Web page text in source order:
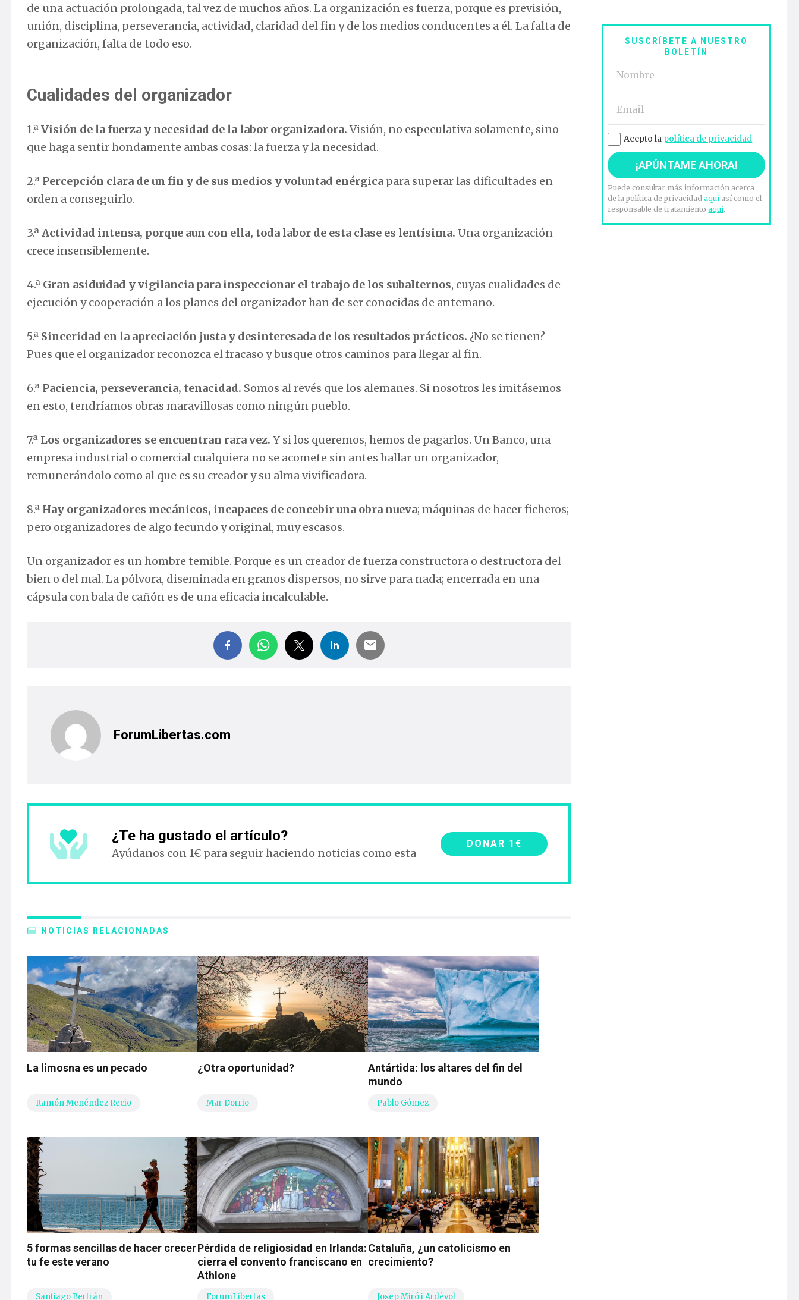
de una actuación prolongada, tal vez de muchos años. La organización es fuerza, porque es previsión,
unión, disciplina, perseverancia, actividad, claridad del fin y de los medios conducentes a él. La falta de
organización, falta de todo eso.
Cualidades del organizador
1.ªVisión de la fuerza y necesidad de la labor organizadora.Visión, no especulativa solamente, sino
que haga sentir hondamente ambas cosas: la fuerza y la necesidad.
2.ª Percepción clara de un fin y de sus medios y voluntad enérgica para superar las dificultades en
orden a conseguirlo.
3.ªActividad intensa, porque aun con ella, toda labor de esta clase es lentísima. Una organización
crece insensiblemente.
4.ª Gran asiduidad y vigilancia para inspeccionar el trabajo de los subalternos, cuyas cualidades de
ejecución y cooperación a los planes del organizador han de ser conocidas de antemano.
5.ª Sinceridad en la apreciación justa y desinteresada de los resultados prácticos. ¿No se tienen?
Pues que el organizador reconozca el fracaso y busque otros caminos para llegar al fin.
6.ª Paciencia, perseverancia, tenacidad. Somos al revés que los alemanes. Si nosotros les imitásemos
en esto, tendríamos obras maravillosas como ningún pueblo.
7.ª Los organizadores se encuentran rara vez. Y si los queremos, hemos de pagarlos. Un Banco, una
empresa industrial o comercial cualquiera no se acomete sin antes hallar un organizador,
remunerándolo como al que es su creador y su alma vivificadora.
8.ª Hay organizadores mecánicos, incapaces de concebir una obra nueva; máquinas de hacer ficheros;
pero organizadores de algo fecundo y original, muy escasos.
Un organizador es un hombre temible. Porque es un creador de fuerza constructora o destructora del
bien o del mal. La pólvora, diseminada en granos dispersos, no sirve para nada; encerrada en una
cápsula con bala de cañón es de una eficacia incalculable.
ForumLibertas.com
¿Te ha gustado el artículo?
Ayúdanos con 1€ para seguir haciendo noticias como esta
DONAR 1€
NOTICIAS RELACIONADAS
La limosna es un pecado
Ramón Menéndez Recio
¿Otra oportunidad?
Mar Dorrio
Antártida: los altares del fin del
mundo
Pablo Gómez
5 formas sencillas de hacer crecer
tu fe este verano
Santiago Bertrán
Pérdida de religiosidad en Irlanda:
cierra el convento franciscano en
Athlone
ForumLibertas
Cataluña, ¿un catolicismo en
crecimiento?
Josep Miró i Ardèvol
SUSCRÍBETE A NUESTRO
BOLETÍN
Acepto la política de privacidad
Puede consultar más información acerca
de la política de privacidadaquíasí como el
responsable de tratamientoaquí.